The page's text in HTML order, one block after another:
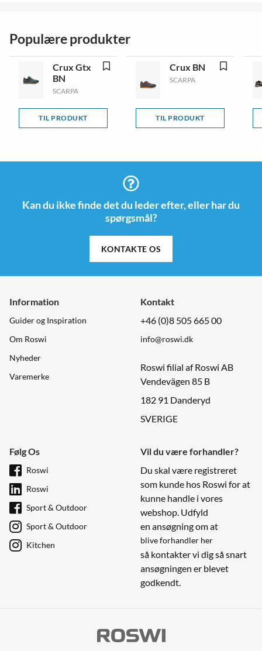
Populære produkter
Crux Gtx
BN
SCARPA
TIL PRODUKT
Crux BN
SCARPA
TIL PRODUKT
Kan du ikke finde det du leder efter, eller har du
spørgsmål?
KONTAKTE OS
Information
Guider og Inspiration
Om Roswi
Nyheder
Varemerke
Kontakt
+46 (0)8 505 665 00
info@roswi.dk
Roswi filial af Roswi AB
Vendevägen 85 B
182 91 Danderyd
SVERIGE
Følg Os
Roswi
Roswi
Sport & Outdoor
Sport & Outdoor
Kitchen
Vil du være forhandler?
Du skal være registreret
som kunde hos Roswi for at
kunne handle i vores
webshop. Udfyld
en ansøgning om at
blive forhandler her
så kontakter vi dig så snart
ansøgningen er blevet
godkendt.